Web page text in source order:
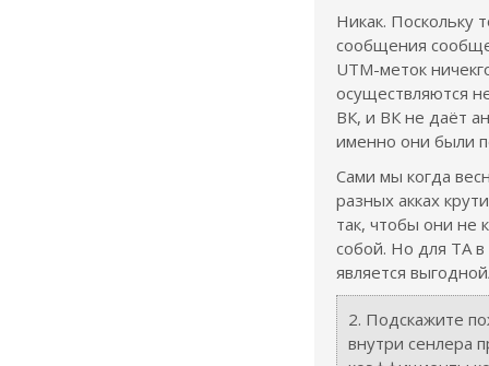
Никак. Поскольку
сообщения
UTM-меток
осуществляются
ВК, и ВК не даёт
именно они были
Сами мы когда
разных акках
так, чтобы они не
собой. Но для ТА в
является
2. Подскажите
внутри сенлера